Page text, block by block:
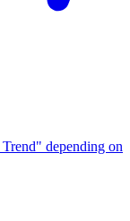
depending on